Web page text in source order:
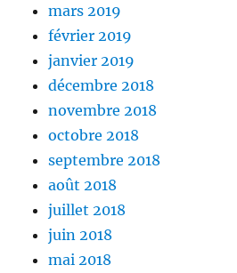
mars 2019
février 2019
janvier 2019
décembre 2018
novembre 2018
octobre 2018
septembre 2018
août 2018
juillet 2018
juin 2018
mai 2018